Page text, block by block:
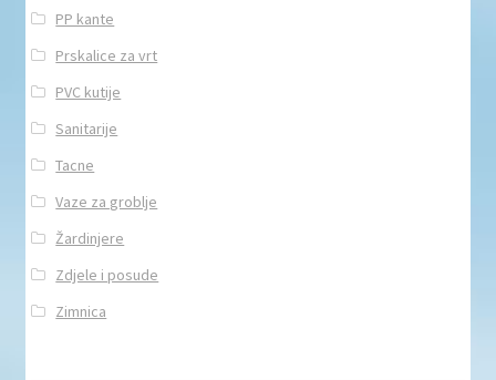
PP kante
Prskalice za vrt
PVC kutije
Sanitarije
Tacne
Vaze za groblje
Žardinjere
Zdjele i posude
Zimnica